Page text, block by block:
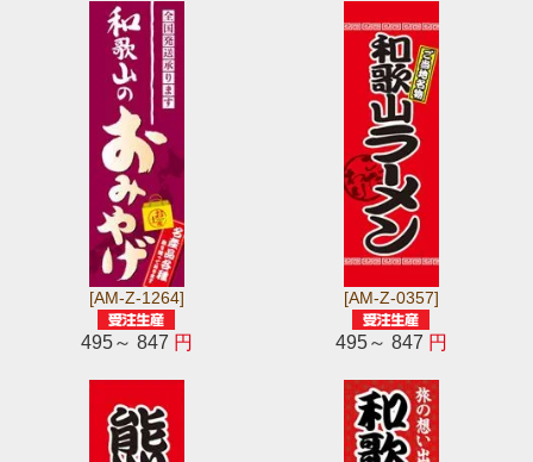
[AM-Z-1264]
495～ 847 円
[AM-Z-0357]
495～ 847 円